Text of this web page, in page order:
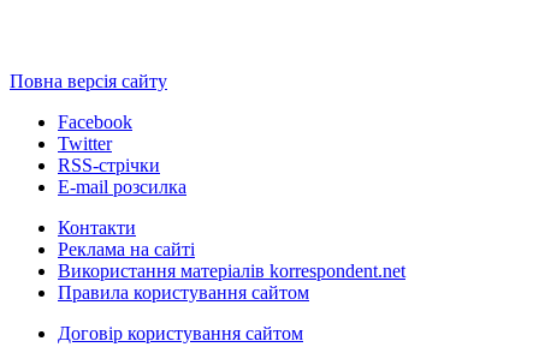
Повна версія сайту
Facebook
Twitter
RSS-стрічки
E-mail розсилка
Контакти
Реклама на сайті
Використання матеріалів korrespondent.net
Правила користування сайтом
Договір користування сайтом